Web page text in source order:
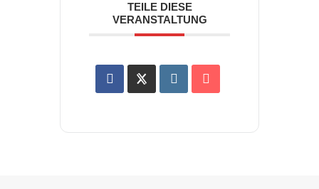
TEILE DIESE
VERANSTALTUNG